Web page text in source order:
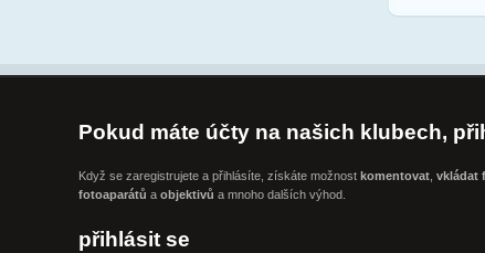
Pokud máte účty na našich klubech,
Když se zaregistrujete a přihlásíte, získáte možnost komentovat vkládat
fotoaparátů a objektivů a mnoho dalších výhod.
přihlásit se